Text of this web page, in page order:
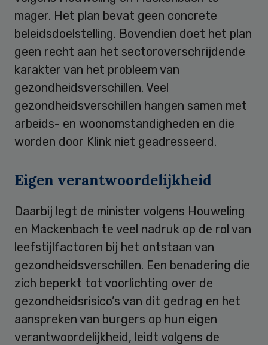
mager. Het plan bevat geen concrete
beleidsdoelstelling. Bovendien doet het plan
geen recht aan het sectoroverschrijdende
karakter van het probleem van
gezondheidsverschillen. Veel
gezondheidsverschillen hangen samen met
arbeids- en woonomstandigheden en die
worden door Klink niet geadresseerd.
Eigen verantwoordelijkheid
Daarbij legt de minister volgens Houweling
en Mackenbach te veel nadruk op de rol van
leefstijlfactoren bij het ontstaan van
gezondheidsverschillen. Een benadering die
zich beperkt tot voorlichting over de
gezondheidsrisico’s van dit gedrag en het
aanspreken van burgers op hun eigen
verantwoordelijkheid, leidt volgens de